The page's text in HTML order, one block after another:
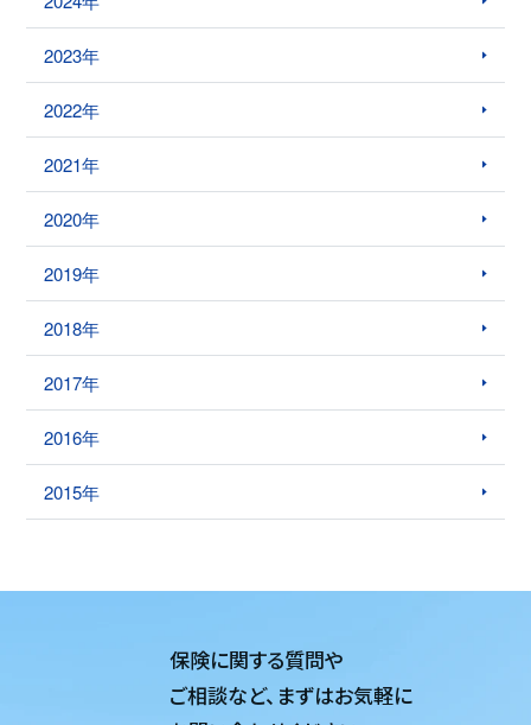
2023年
2022年
2021年
2020年
2019年
2018年
2017年
2016年
2015年
保険に関する質問や
ご相談など、 まずはお気軽に